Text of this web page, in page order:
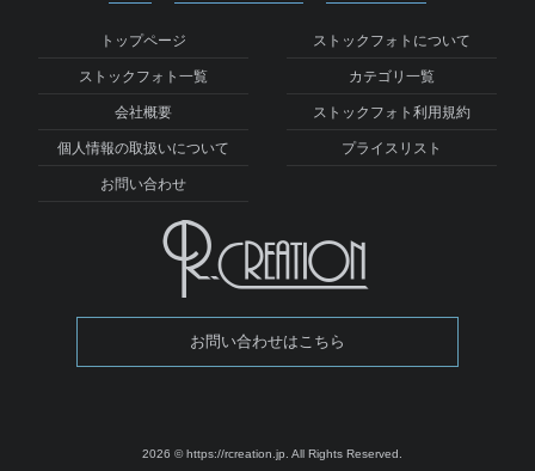
トップページ ストックフォトについて
ストックフォト一覧 カテゴリ一覧
会社概要 ストックフォト利用規約
個人情報の取扱いについて プライスリスト
お問い合わせ
お問い合わせはこちら
2026 © https://rcreation.jp. All Rights Reserved.